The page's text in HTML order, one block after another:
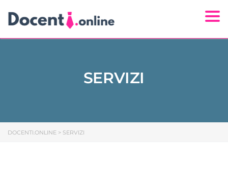
SERVIZI
DOCENTI.ONLINE > SERVIZI